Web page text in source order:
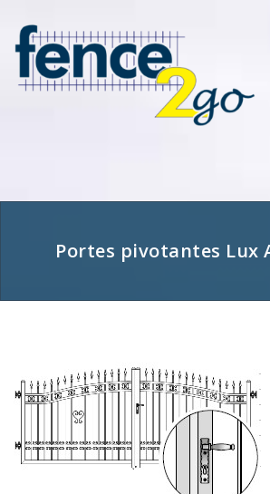
content
Portes pivotantes Lux